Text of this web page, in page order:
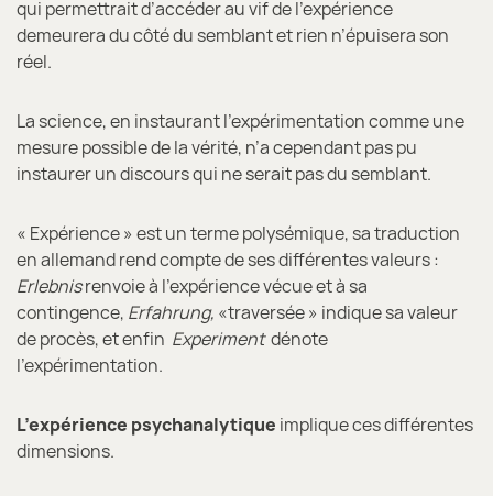
qui permettrait d’accéder au vif de l’expérience
demeurera du côté du semblant et rien n’épuisera son
réel.
La science, en instaurant l’expérimentation comme une
mesure possible de la vérité, n’a cependant pas pu
instaurer un discours qui ne serait pas du semblant.
« Expérience » est un terme polysémique, sa traduction
en allemand rend compte de ses différentes valeurs :
Erlebnisrenvoie à l’expérience vécue et à sa
contingence, Erfahrung, «traversée » indique sa valeur
de procès, et enfin Experimentdénote
l’expérimentation.
L’expérience psychanalytique implique ces différentes
dimensions.